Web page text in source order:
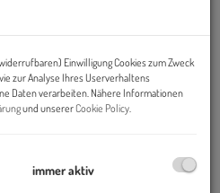
mit Angabe der
und Bekanntgabe,
Einwilligung Cookies zum Zweck
zur Analyse Ihres Userverhaltens
Daten verarbeiten. Nähere Informationen
und unsererCookie Policy
immer aktiv